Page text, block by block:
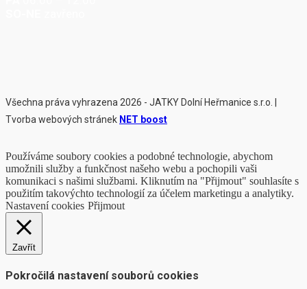
Všechna práva vyhrazena 2026 - JATKY Dolní Heřmanice s.r.o. |
Tvorba webových stránek NET boost
Používáme soubory cookies a podobné technologie, abychom
umožnili služby a funkčnost našeho webu a pochopili vaši
komunikaci s našimi službami. Kliknutím na "Přijmout" souhlasíte s
použitím takovýchto technologií za účelem marketingu a analytiky.
Nastavení cookies Přijmout
Zavřít
Pokročilá nastavení souborů cookies